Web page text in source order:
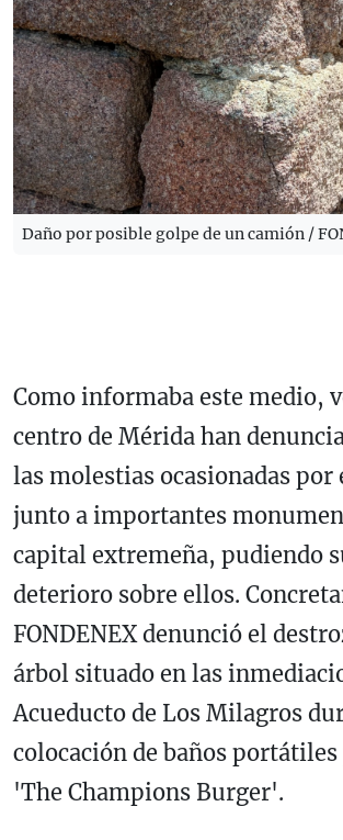
Daño por posible golpe de un camión /
Como informaba este medio,
centro de Mérida han
las molestias ocasionadas por
junto a importantes
capital extremeña, pudiendo
deterioro sobre ellos.
FONDENEX denunció el
árbol situado en las
Acueducto de Los Milagros
colocación de baños
'The Champions Burger'.